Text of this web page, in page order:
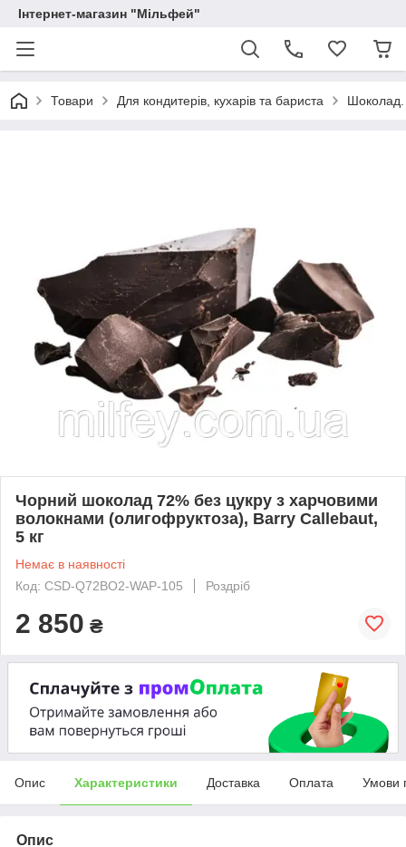
Інтернет-магазин "Мільфей"
Товари Для кондитерів, кухарів та бариста Шоколад.
Чорний шоколад 72% без цукру з харчовими
волокнами (олигофруктоза), Barry Callebaut,
5 кг
Немає в наявності
Код: CSD-Q72BO2-WAP-105
Роздріб
2 850 ₴
Опис Характеристики Доставка Оплата Умови
Опис